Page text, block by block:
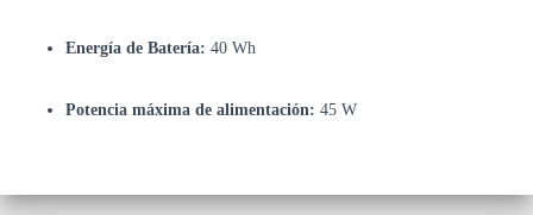
Energía de Batería: 40 Wh
Potencia máxima de alimentación: 45 W